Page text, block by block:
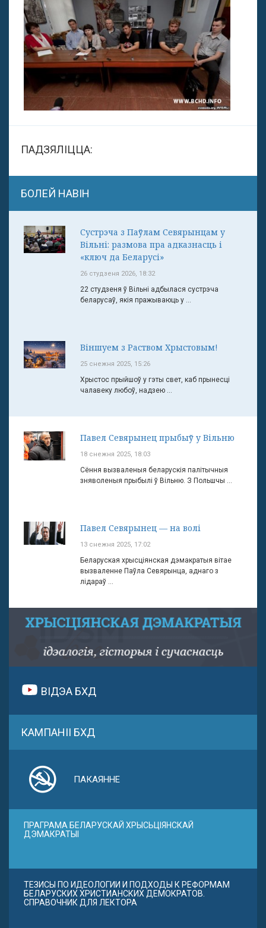
ПАДЗЯЛІЦЦА:
БОЛЕЙ НАВІН
Сустрэча з Паўлам Севярынцам у
Вільні: размова пра адказнасць і
«ключ да Беларусі»
26 студзеня 2026, 18:32
22 студзеня ў Вільні адбылася сустрэча
беларусаў, якія пражываюць у ...
Віншуем з Раством Хрыстовым!
25 снежня 2025, 15:26
Хрыстос прыйшоў у гэты свет, каб прынесці
чалавеку любоў, надзею ...
Павел Севярынец прыбыў у Вільню
18 снежня 2025, 18:03
Сёння вызваленыя беларускія палітычныя
зняволеныя прыбылі ў Вільню. З Польшчы ...
Павел Севярынец — на волі
13 снежня 2025, 17:02
Беларуская хрысціянская дэмакратыя вітае
вызваленне Паўла Севярынца, аднаго з
лідараў ...
ВІДЭА БХД
КАМПАНІІ БХД
ПАКАЯННЕ
ПРАГРАМА БЕЛАРУСКАЙ ХРЫСЬЦІЯНСКАЙ
ДЭМАКРАТЫІ
ТЕЗИСЫ ПО ИДЕОЛОГИИ И ПОДХОДЫ К РЕФОРМАМ
БЕЛАРУСКИХ ХРИСТИАНСКИХ ДЕМОКРАТОВ.
СПРАВОЧНИК ДЛЯ ЛЕКТОРА